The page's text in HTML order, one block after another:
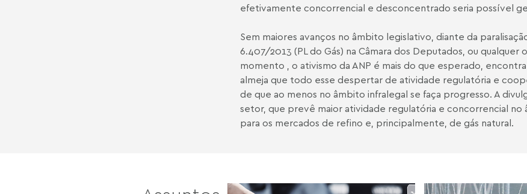
efetivamente concorrencial e desconcentrado seria possível
Sem maiores avanços no âmbito legislativo, diante da
6.407/2013 (PL do Gás) na Câmara dos Deputados, ou
momento , o ativismo da ANP é mais do que esperado,
almeja que todo esse despertar de atividade regulatória e
de que ao menos no âmbito infralegal se faça progresso. A
setor, que prevê maior atividade regulatória e concorrencial
para os mercados de refino e, principalmente, de gás natural.